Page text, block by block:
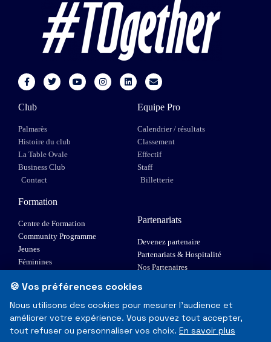
Club
Palmarès
Histoire du club
La Table Ovale
Business Club
Contact
Equipe Pro
Calendrier / résultats
Classement
Effectif
Staff
Billetterie
Formation
Centre de Formation
Community Programme
Jeunes
Féminines
Elite 1
Partenariats
Devenez partenaire
Partenariats & Hospitalité
Nos Partenaires
© Toulouse Olympique XIII - Tous droits réservés
🍪 Vos préférences cookies
Nous utilisons des cookies pour mesurer l'audience et
améliorer votre expérience. Vous pouvez tout accepter,
tout refuser ou personnaliser vos choix. En savoir plus